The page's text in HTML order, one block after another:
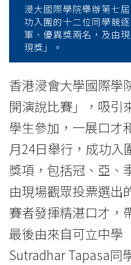
賽」
賽
者
展
現
精
彩
演
說
浸大國際學院舉辦第七
功入圍的十二位同學競
軍、優異獎兩名，及由
現獎」。
香港浸會大學國際學
開演說比賽」，吸引
學生參加，一展口才
月24日舉行，成功入
獎項，包括冠、亞、
由現場觀眾投票選出
賽者發揮精湛口才，
最後由來自可立中學
Sutradhar Tapasa同